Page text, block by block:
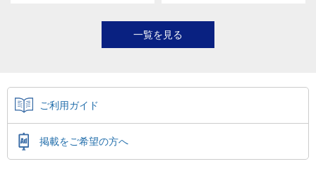
一覧を見る
ご利用ガイド
掲載をご希望の方へ